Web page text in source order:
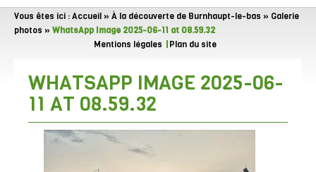
Vous êtes ici :Accueil » À la découverte de Burnhaupt-le-bas » Galerie
photos » WhatsApp Image 2025-06-11 at 08.59.32
Mentions légales
Plan du site
WHATSAPP IMAGE 2025-06-
11 AT 08.59.32